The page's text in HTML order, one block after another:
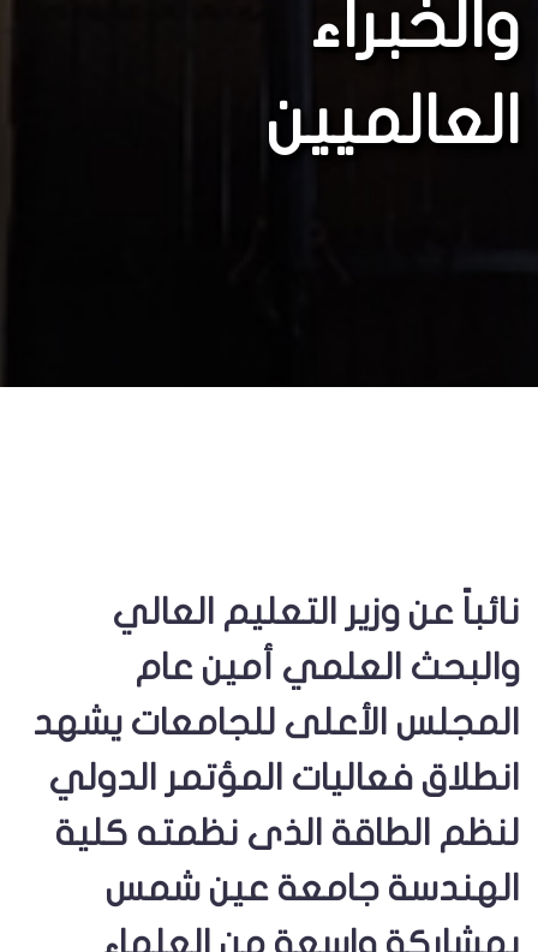
والخبراء
العالميين
نائباً عن وزير التعليم العالي
والبحث العلمي أمين عام
المجلس الأعلى للجامعات يشهد
انطلاق فعاليات المؤتمر الدولي
لنظم الطاقة الذى نظمته كلية
الهندسة جامعة عين شمس
بمشاركة واسعة من العلماء